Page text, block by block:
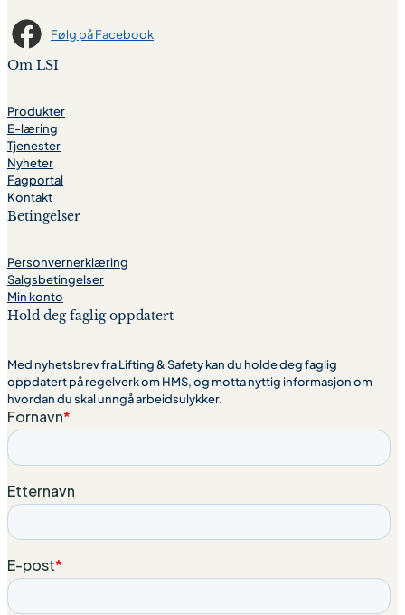
Følg på Facebook
Om LSI
Produkter
E-læring
Tjenester
Nyheter
Fagportal
Kontakt
Betingelser
Personvernerklæring
Salgsbetingelser
Min konto
Hold deg faglig oppdatert
Med nyhetsbrev fra Lifting & Safety kan du holde deg faglig
oppdatert på regelverk om HMS, og motta nyttig informasjon om
hvordan du skal unngå arbeidsulykker.